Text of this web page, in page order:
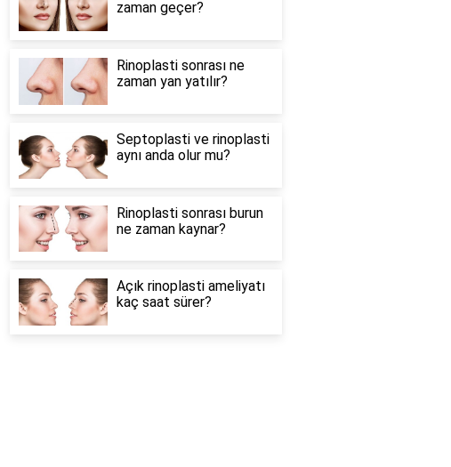
zaman geçer?
Rinoplasti sonrası ne
zaman yan yatılır?
Septoplasti ve rinoplasti
aynı anda olur mu?
Rinoplasti sonrası burun
ne zaman kaynar?
Açık rinoplasti ameliyatı
kaç saat sürer?